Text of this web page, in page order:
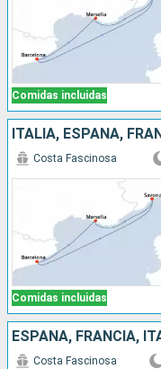
Comidas incluidas
ITALIA, ESPAÑA,
Comidas incluidas
Costa Fascinosa
ESPAÑA, FRANCIA,
Costa Fascinosa